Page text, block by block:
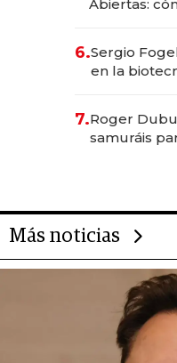
Abiertas:
6.Sergio
en la
rol de la IA
7.Roger
samuráis
Más noticias